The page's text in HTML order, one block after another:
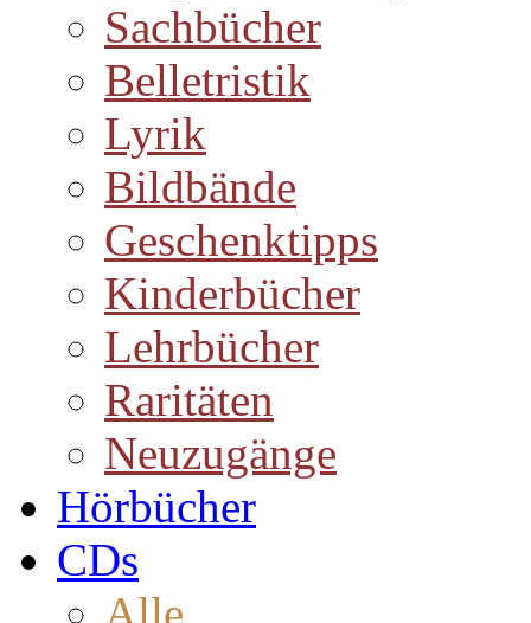
Sachbücher
Belletristik
Lyrik
Bildbände
Geschenktipps
Kinderbücher
Lehrbücher
Raritäten
Neuzugänge
Hörbücher
CDs